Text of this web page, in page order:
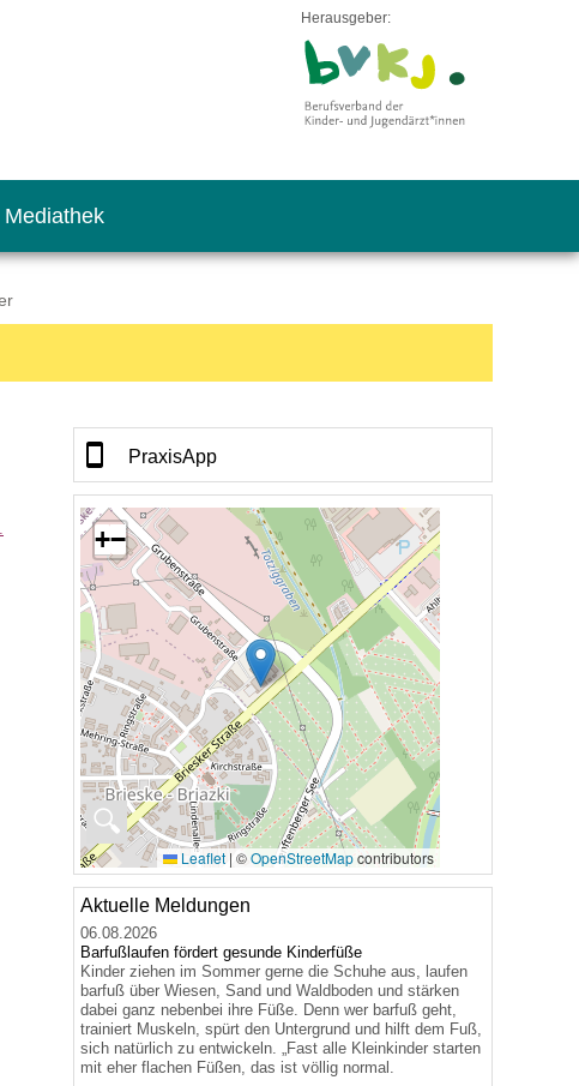
Herausgeber:
Mediathek
PraxisApp
🔍
+−
Leaflet | ©OpenStreetMapcontributors
Aktuelle Meldungen
06.08.2026
Barfußlaufen fördert gesunde Kinderfüße
Kinder ziehen im Sommer gerne die Schuhe aus, laufen
barfuß über Wiesen, Sand und Waldboden und stärken
dabei ganz nebenbei ihre Füße. Denn wer barfuß geht,
trainiert Muskeln, spürt den Untergrund und hilft dem Fuß,
sich natürlich zu entwickeln. „Fast alle Kleinkinder starten
mit eher flachen Füßen, das ist völlig normal.